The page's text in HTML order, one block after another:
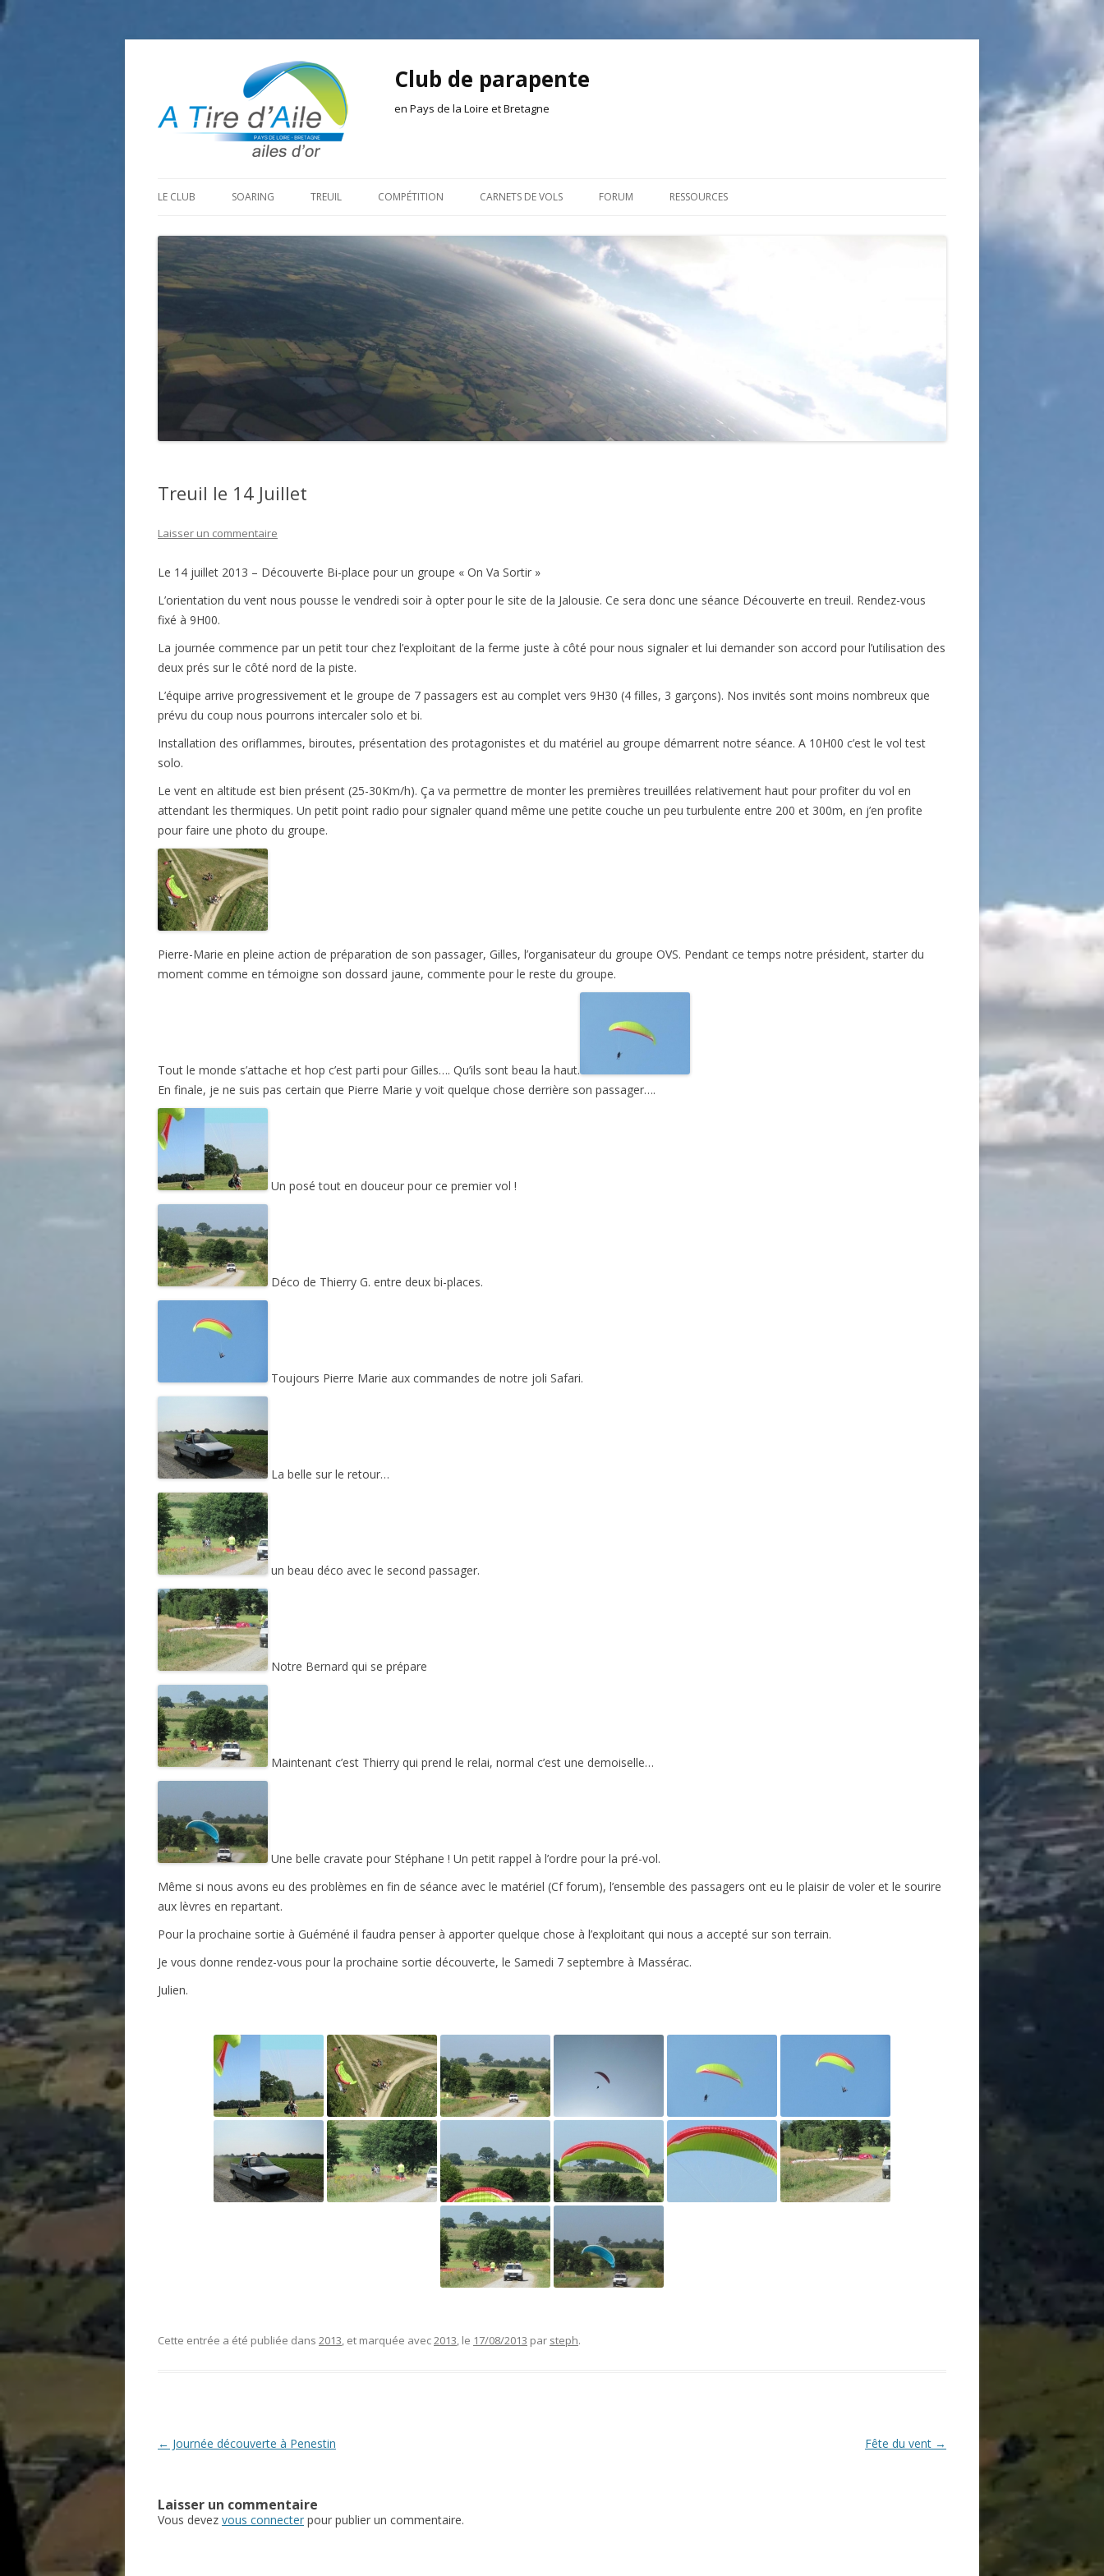
Club de parapente
en Pays de la Loire et Bretagne
au
LE CLUB
ADHÉRER
CONTACT
SOARING
GOHAUD
LA BOUTINARDIÈRE
AUTRES SITES DE VOL
TREUIL
ORGANISATION DE LA SÉANCE
COMPÉTITION CARNETS DE VOLS
2025
2023
2022
2021
2020
2016
2015
2012
HISTORIQUE
FORUM
VIE DU CLUB
VOLS ET TREUIL
AILLEURS SUR LE WEB
ACHAT-VENTE
RESSOURCES
ACTEURS LOCAUX DU VOL LIBRE
Treuil le 14 Juillet
Laisser un commentaire
Le 14 juillet 2013 – Découverte Bi-place pour un groupe « On Va Sortir »
L’orientation du vent nous pousse le vendredi soir à opter pour le site de la Jalousie. Ce sera donc une séance Découverte en treuil. Rendez-vous
fixé à 9H00.
La journée commence par un petit tour chez l’exploitant de la ferme juste à côté pour nous signaler et lui demander son accord pour l’utilisation des
deux prés sur le côté nord de la piste.
L’équipe arrive progressivement et le groupe de 7 passagers est au complet vers 9H30 (4 filles, 3 garçons). Nos invités sont moins nombreux que
prévu du coup nous pourrons intercaler solo et bi.
Installation des oriflammes, biroutes, présentation des protagonistes et du matériel au groupe démarrent notre séance. A 10H00 c’est le vol test
solo.
Le vent en altitude est bien présent (25-30Km/h). Ça va permettre de monter les premières treuillées relativement haut pour profiter du vol en
attendant les thermiques. Un petit point radio pour signaler quand même une petite couche un peu turbulente entre 200 et 300m, en j’en profite
pour faire une photo du groupe.
Pierre-Marie en pleine action de préparation de son passager, Gilles, l’organisateur du groupe OVS. Pendant ce temps notre président, starter du
moment comme en témoigne son dossard jaune, commente pour le reste du groupe.
Tout le monde s’attache et hop c’est parti pour Gilles…. Qu’ils sont beau la haut.
En finale, je ne suis pas certain que Pierre Marie y voit quelque chose derrière son passager….
Un posé tout en douceur pour ce premier vol !
Déco de Thierry G. entre deux bi-places.
Toujours Pierre Marie aux commandes de notre joli Safari.
La belle sur le retour…
un beau déco avec le second passager.
Notre Bernard qui se prépare
Maintenant c’est Thierry qui prend le relai, normal c’est une demoiselle…
Une belle cravate pour Stéphane ! Un petit rappel à l’ordre pour la pré-vol.
Même si nous avons eu des problèmes en fin de séance avec le matériel (Cf forum), l’ensemble des passagers ont eu le plaisir de voler et le sourire
aux lèvres en repartant.
Pour la prochaine sortie à Guéméné il faudra penser à apporter quelque chose à l’exploitant qui nous a accepté sur son terrain.
Je vous donne rendez-vous pour la prochaine sortie découverte, le Samedi 7 septembre à Massérac.
Julien.
Cette entrée a été publiée dans 2013, et marquée avec2013, le 17/08/2013 par steph.
Navigation
← Journée découverte à Penestin Fête du vent →
Laisser un commentaire
Vous devez vous connecter pour publier un commentaire.